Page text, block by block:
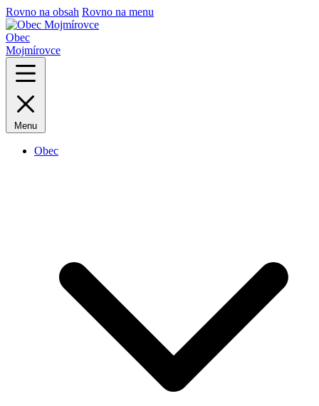
Rovno na obsah Rovno na menu
Obec
Mojmírovce
Menu
Obec